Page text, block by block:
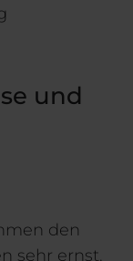
und
den
sehr ernst.